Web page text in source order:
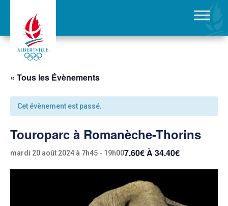
« Tous les Évènements
Cet évènement est passé.
Touroparc à Romanèche-Thorins
mardi 20 août 2024 à 7h45 - 19h007.60€ À 34.40€